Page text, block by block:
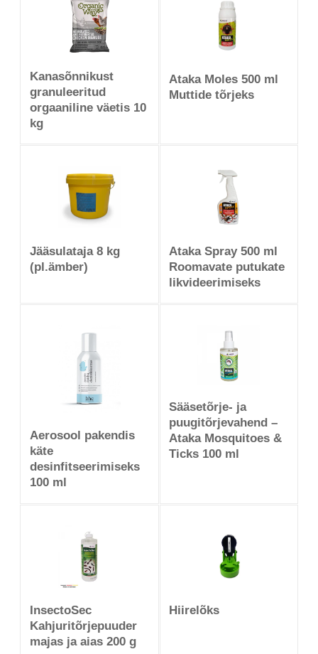
Kanasõnnikust
granuleeritud
orgaaniline väetis 10
kg
Ataka Moles 500 ml
Muttide tõrjeks
Jääsulataja 8 kg
(pl.ämber)
Ataka Spray 500 ml
Roomavate putukate
likvideerimiseks
Aerosool pakendis
käte
desinfitseerimiseks
100 ml
Sääsetõrje- ja
puugitõrjevahend –
Ataka Mosquitoes &
Ticks 100 ml
InsectoSec
Kahjuritõrjepuuder
majas ja aias 200 g
Hiirelõks